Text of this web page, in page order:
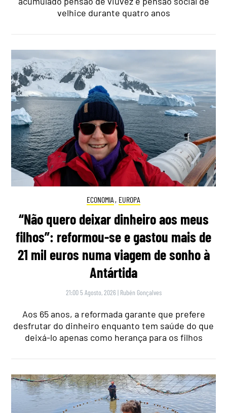
velhice durante quatro anos
ECONOMIA , EUROPA
“Não quero deixar dinheiro aos meus
filhos”: reformou-se e gastou mais de
21 mil euros numa viagem de sonho à
Antártida
21:00 5 Agosto, 2026 | Rubén Gonçalves
Aos 65 anos, a reformada garante que prefere
desfrutar do dinheiro enquanto tem saúde do que
deixá-lo apenas como herança para os filhos